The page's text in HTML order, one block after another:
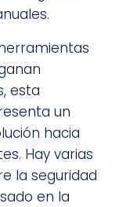
esta
un
hacia
Hay varias
la seguridad
en la